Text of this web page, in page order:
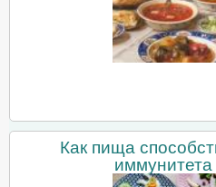
Как пища
иммунитета